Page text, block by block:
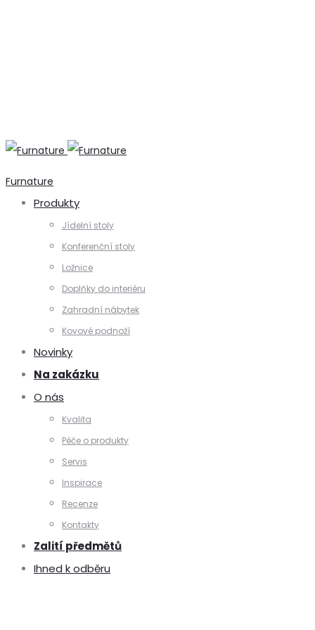
Furnature
Produkty
Jídelní stoly
Konferenční stoly
Ložnice
Doplňky do interiéru
Zahradní nábytek
Kovové podnoží
Novinky
Na zakázku
O nás
Kvalita
Péče o produkty
Servis
Inspirace
Recenze
Kontakty
Zalití předmětů
Ihned k odběru